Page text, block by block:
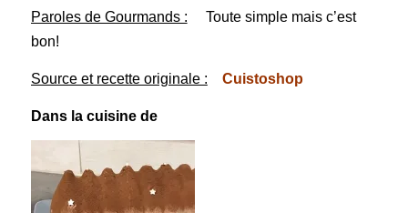
Paroles de Gourmands : Toute simple mais c’est
bon!
Source et recette originale : Cuistoshop
Dans la cuisine de